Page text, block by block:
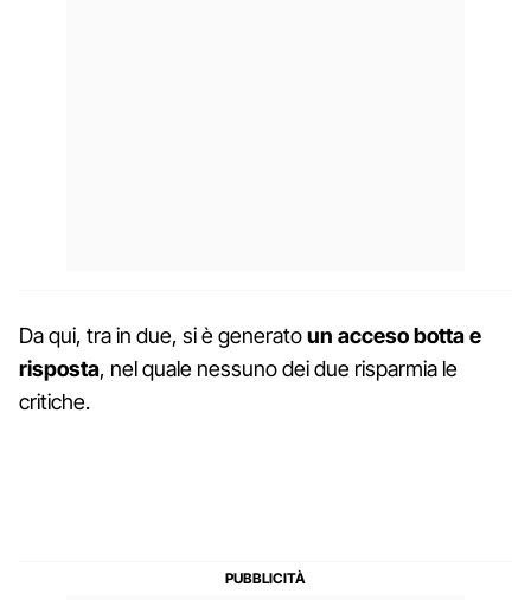
Da qui, tra in due, si è generatoun acceso botta e
risposta, nel quale nessuno dei due risparmia le
critiche.